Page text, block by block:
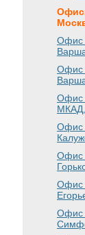
Офис
Офис
Офис
МКАД,
Офис
Офис
Офис
Офис